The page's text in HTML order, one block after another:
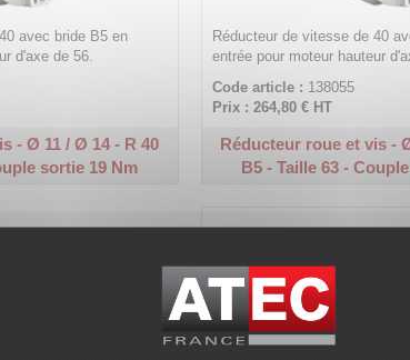
avec bride B5 en
d'axe de 56.
- Ø 11 / Ø 14 - R 40
sortie 19 Nm
Réducteur de vitesse de 40
entrée pour moteur hauteur
Code article : 138055
Prix : 264,80 €HT
Réducteur roue et vis -
B5 - Taille 63 -